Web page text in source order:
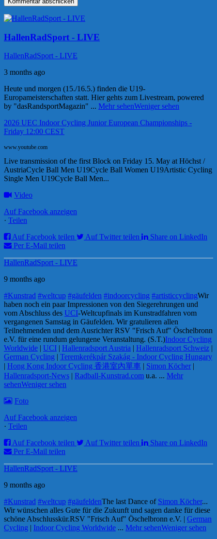
HallenRadSport - LIVE
HallenRadSport - LIVE
3 months ago
Heute und morgen (15./16.5.) finden die U19-
Europameisterschaften statt. Hier gehts zum Livestream, powered
by "dasRandsportMagazin" ... Mehr sehenWeniger sehen
2026 UEC Indoor Cycling Junior European Championships -
Friday 12:00 CEST
www.youtube.com
Live transmission of the first Block on Friday 15. May at Höchst /
AustriaCycle Ball Men U19Cycle Ball Women U19Artistic Cycling
Single Men U19Cycle Ball Men...
Video
Auf Facebook anzeigen
· Teilen
Auf Facebook teilen
Auf Twitter teilen
Share on LinkedIn
Per E-Mail teilen
HallenRadSport - LIVE
9 months ago
#Kunstrad #weltcup #gäufelden #indoorcycling #artisticcyclingWir
haben noch ein paar Impressionen von den Siegerehrungen und
vom Abschluss des UCI-Weltcupfinals im Kunstradfahren vom
vergangenen Samstag in Gäufelden. Wir gratulieren allen
Teilnehmenden und dem Ausrichter RSV "Frisch Auf" Öschelbronn
e.V. für eine rundum gelungene Veranstaltung. (S.T.)Indoor Cycling
Worldwide
UCI Hallenradsport Austria Hallenradsport Schweiz
German Cycling
Teremkerékpár Szakág - Indoor Cycling Hungary
Hong Kong Indoor Cycling 香港室內單車 Simon Köcher
Hallenradsport-News
Radball-Kunstrad.com u.a. ... Mehr
sehenWeniger sehen
Foto
Auf Facebook anzeigen
· Teilen
Auf Facebook teilen
Auf Twitter teilen
Share on LinkedIn
Per E-Mail teilen
HallenRadSport - LIVE
9 months ago
#Kunstrad #weltcup #gäufeldenThe last Dance of Simon Köcher...
Wir wünschen alles Gute für die Zukunft und sagen danke für diese
schöne Abschlusskür.RSV "Frisch Auf" Öschelbronn e.V. | German
Cycling
Indoor Cycling Worldwide ... Mehr sehenWeniger sehen